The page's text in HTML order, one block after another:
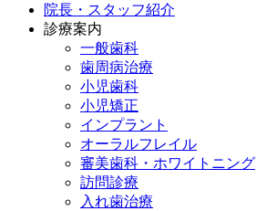
院長・スタッフ紹介
診療案内
一般歯科
歯周病治療
小児歯科
小児矯正
インプラント
オーラルフレイル
審美歯科・ホワイトニング
訪問診療
入れ歯治療